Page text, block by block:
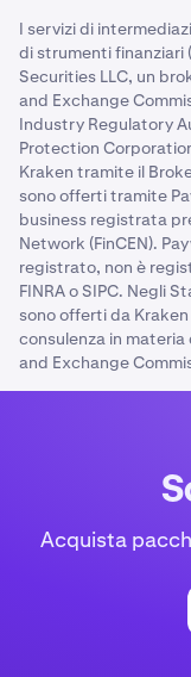
I servizi di
di strumenti finanziari
Securities LLC, un
and Exchange
Industry Regulatory
Protection
Kraken tramite il
sono offerti tramite
business registrata
Network (FinCEN).
registrato, non è
FINRA o SIPC. Negli
sono offerti da
consulenza in
and Exchange
Acquista